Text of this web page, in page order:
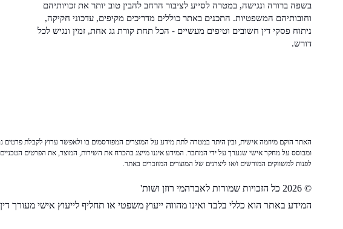
בשפה ברורה ונגישה, במטרה לסייע לציבור הרחב להבין טוב יותר את זכויותיהם
וחובותיהם המשפטיות. התכנים באתר כוללים מדריכים מקיפים, עדכוני חקיקה,
ניתוח פסקי דין חשובים וטיפים מעשיים - הכל תחת קורת גג אחת, זמין ונגיש לכל
דורש.
האתר הוקם מיוזמה אישית, ובין היתר במטרה לתת מידע על המוצרים המפורסמים בו ולאפשר ערוץ לקבלת פרטים
ומבוסס על מחקר אישי שנערך על ידי המחבר. המידע איננו מייצג בהכרח את השירות, המוצר, את הפרטים
לפנות למשווקים המורשים ו/או ליצרנים של המוצרים המוזכרים באתר.
© 2026 כל הזכויות שמורות לאברהמי רוזן ושות'
המידע באתר הוא כללי בלבד ואינו מהווה ייעוץ משפטי או תחליף לייעוץ אישי מעורך